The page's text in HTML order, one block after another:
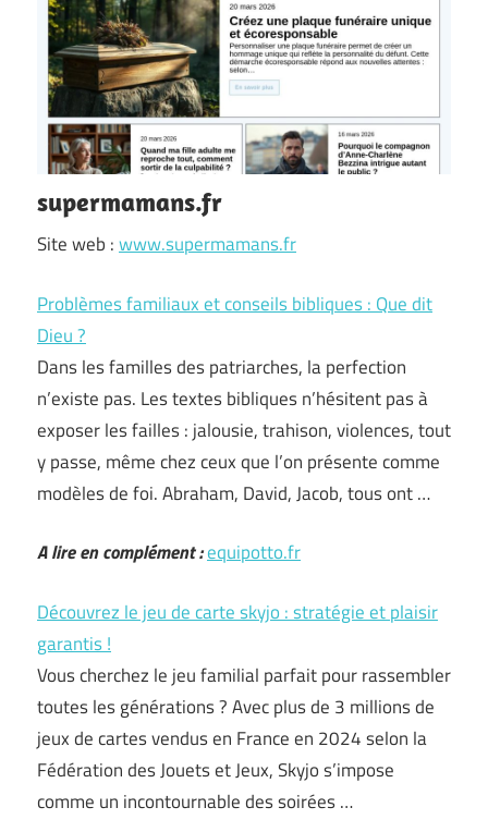
supermamans.fr
Site web :www.supermamans.fr
Problèmes familiaux et conseils bibliques : Que dit
Dieu ?
Dans les familles des patriarches, la perfection
n’existe pas. Les textes bibliques n’hésitent pas à
exposer les failles : jalousie, trahison, violences, tout
y passe, même chez ceux que l’on présente comme
modèles de foi. Abraham, David, Jacob, tous ont …
A lire en complément :equipotto.fr
Découvrez le jeu de carte skyjo : stratégie et plaisir
garantis !
Vous cherchez le jeu familial parfait pour rassembler
toutes les générations ? Avec plus de 3 millions de
jeux de cartes vendus en France en 2024 selon la
Fédération des Jouets et Jeux, Skyjo s’impose
comme un incontournable des soirées …